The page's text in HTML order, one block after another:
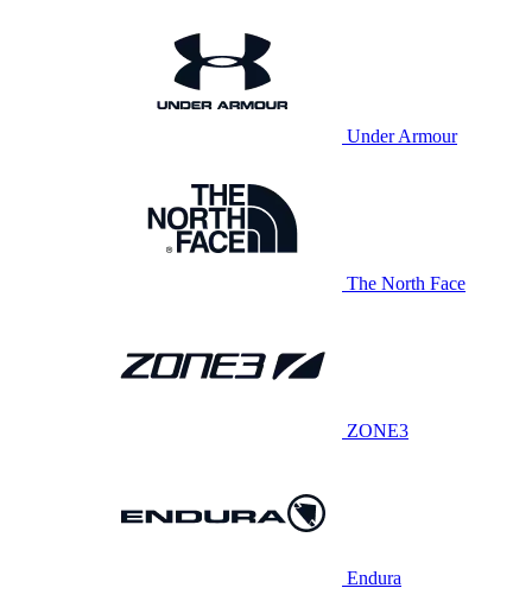
Under Armour
The North Face
ZONE3
Endura